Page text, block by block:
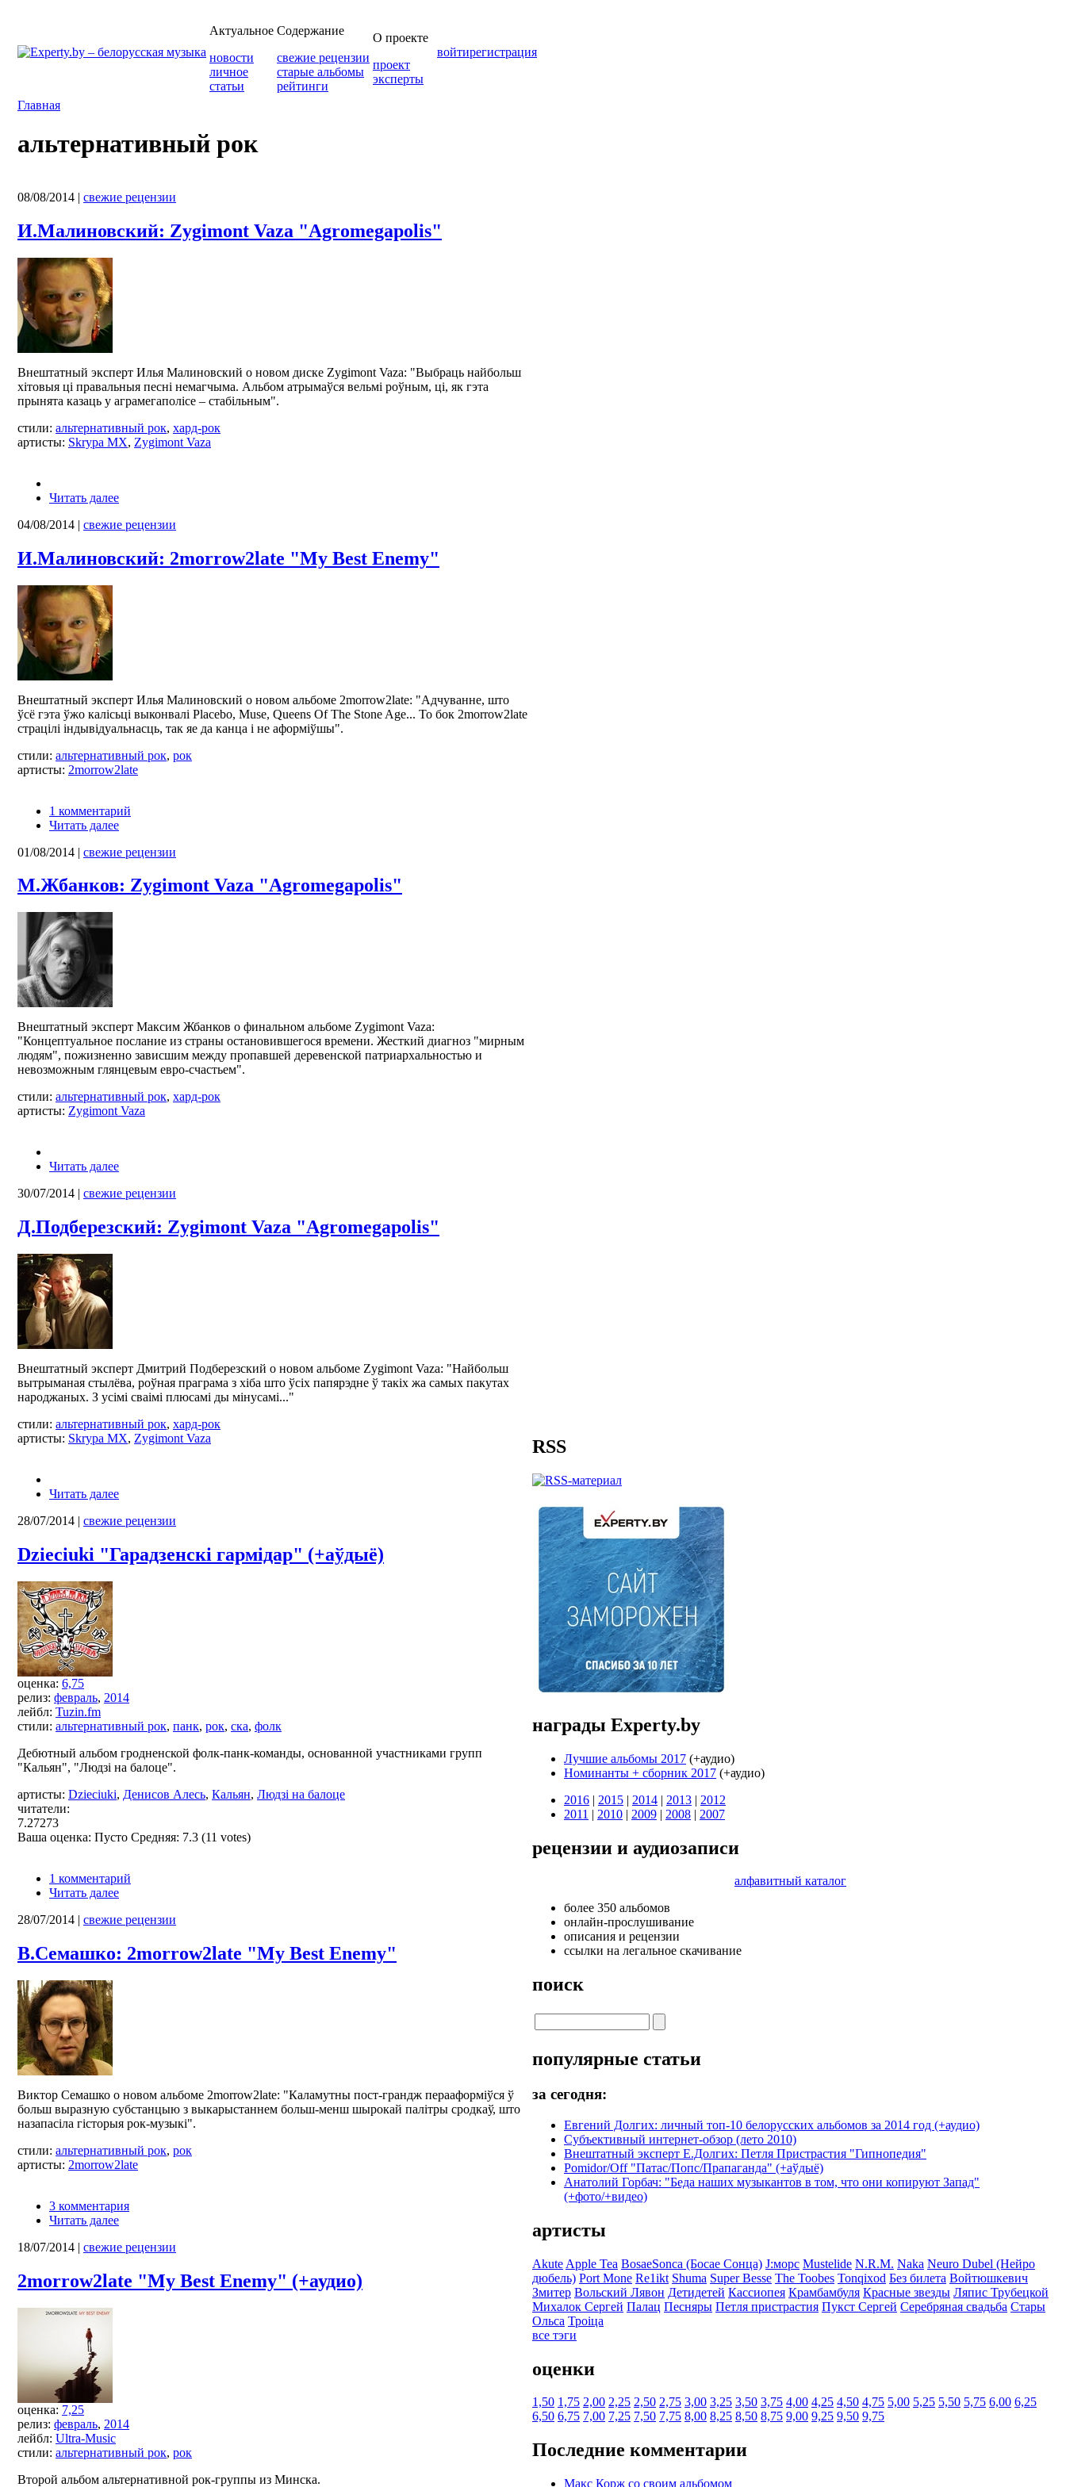
Актуальное
новости
личное
статьи
Содержание
свежие рецензии
старые альбомы
рейтинги
О проекте
проект
эксперты
войтирегистрация
Главная
альтернативный рок
08/08/2014 | свежие рецензии
И.Малиновский: Zygimont Vaza "Agromegapolis"
Внештатный эксперт Илья Малиновский о новом диске Zygimont Vaza: "Выбраць найбольш
хітовыя ці правальныя песні немагчыма. Альбом атрымаўся вельмі роўным, ці, як гэта
прынята казаць у аграмегаполісе – стабільным".
стили: альтернативный рок, хард-рок
артисты: Skrypa MX, Zygimont Vaza
Читать далее
04/08/2014 | свежие рецензии
И.Малиновский: 2morrow2late "My Best Enemy"
Внештатный эксперт Илья Малиновский о новом альбоме 2morrow2late: "Адчуванне, што
ўсё гэта ўжо калісьці выконвалі Placebo, Muse, Queens Of The Stone Age... То бок 2morrow2late
страцілі індывідуальнасць, так яе да канца і не аформіўшы".
стили: альтернативный рок, рок
артисты: 2morrow2late
1 комментарий
Читать далее
01/08/2014 | свежие рецензии
М.Жбанков: Zygimont Vaza "Agromegapolis"
Внештатный эксперт Максим Жбанков о финальном альбоме Zygimont Vaza:
"Концептуальное послание из страны остановившегося времени. Жесткий диагноз "мирным
людям", пожизненно зависшим между пропавшей деревенской патриархальностью и
невозможным глянцевым евро-счастьем".
стили: альтернативный рок, хард-рок
артисты: Zygimont Vaza
Читать далее
30/07/2014 | свежие рецензии
Д.Подберезский: Zygimont Vaza "Agromegapolis"
Внештатный эксперт Дмитрий Подберезский о новом альбоме Zygimont Vaza: "Найбольш
вытрыманая стылёва, роўная праграма з хіба што ўсіх папярэдне ў такіх жа самых пакутах
народжаных. З усімі сваімі плюсамі ды мінусамі..."
стили: альтернативный рок, хард-рок
артисты: Skrypa MX, Zygimont Vaza
Читать далее
28/07/2014 | свежие рецензии
Dzieciuki "Гарадзенскі гармідар" (+аўдыё)
оценка: 6,75
релиз: февраль, 2014
лейбл: Tuzin.fm
стили: альтернативный рок, панк, рок, ска, фолк
Дебютный альбом гродненской фолк-панк-команды, основанной участниками групп
"Кальян", "Людзі на балоце".
артисты: Dzieciuki, Денисов Алесь, Кальян, Людзі на балоце
читатели:
7.27273
Ваша оценка: Пусто Средняя: 7.3 (11 votes)
1 комментарий
Читать далее
28/07/2014 | свежие рецензии
В.Семашко: 2morrow2late "My Best Enemy"
Виктор Семашко о новом альбоме 2morrow2late: "Каламутны пост-грандж перааформіўся ў
больш выразную субстанцыю з выкарыстаннем больш-менш шырокай палітры сродкаў, што
назапасіла гісторыя рок-музыкі".
стили: альтернативный рок, рок
артисты: 2morrow2late
3 комментария
Читать далее
18/07/2014 | свежие рецензии
2morrow2late "My Best Enemy" (+аудио)
оценка: 7,25
релиз: февраль, 2014
лейбл: Ultra-Music
стили: альтернативный рок, рок
Второй альбом альтернативной рок-группы из Минска.
RSS
награды Experty.by
Лучшие альбомы 2017 (+аудио)
Номинанты + cборник 2017 (+аудио)
2016 | 2015 | 2014 | 2013 | 2012
2011 | 2010 | 2009 | 2008 | 2007
рецензии и аудиозаписи
алфавитный каталог
более 350 альбомов
онлайн-прослушивание
описания и рецензии
ссылки на легальное скачивание
поиск
популярные статьи
за сегодня:
Евгений Долгих: личный топ-10 белорусских альбомов за 2014 год (+аудио)
Субъективный интернет-обзор (лето 2010)
Внештатный эксперт Е.Долгих: Петля Пристрастия "Гипнопедия"
Pomidor/Off "Патас/Попс/Прапаганда" (+аўдыё)
Анатолий Горбач: "Беда наших музыкантов в том, что они копируют Запад"
(+фото/+видео)
артисты
Akute Apple Tea BosaeSonca (Босае Сонца) J:морс Mustelide N.R.M. Naka Neuro Dubel (Нейро
дюбель) Port Mone Re1ikt Shuma Super Besse The Toobes Tonqixod Без билета Войтюшкевич
Змитер Вольский Лявон Детидетей Кассиопея Крамбамбуля Красные звезды Ляпис Трубецкой
Михалок Сергей Палац Песняры Петля пристрастия Пукст Сергей Серебряная свадьба Стары
Ольса Троіца
все тэги
оценки
1,50 1,75 2,00 2,25 2,50 2,75 3,00 3,25 3,50 3,75 4,00 4,25 4,50 4,75 5,00 5,25 5,50 5,75 6,00 6,25
6,50 6,75 7,00 7,25 7,50 7,75 8,00 8,25 8,50 8,75 9,00 9,25 9,50 9,75
Последние комментарии
Макс Корж со своим альбомом